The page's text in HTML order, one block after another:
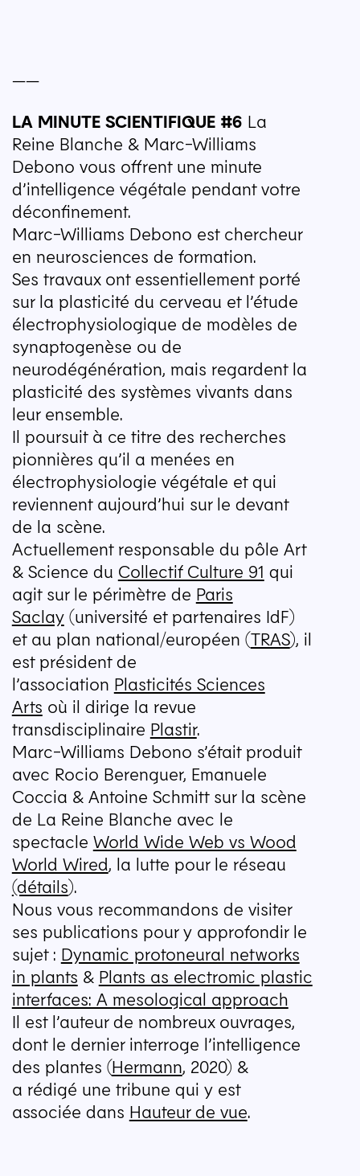
——
LA MINUTE SCIENTIFIQUE#6 La
Reine Blanche & Marc-Williams
Debono vous offrent une minute
d’intelligence végétale pendant votre
déconfinement.
Marc-Williams Debono est chercheur
en neurosciences de formation.
Ses travaux ont essentiellement porté
sur la plasticité du cerveau et l’étude
électrophysiologique de modèles de
synaptogenèse ou de
neurodégénération, mais regardent la
plasticité des systèmes vivants dans
leur ensemble.
Il poursuit à ce titre des recherches
pionnières qu’il a menées en
électrophysiologie végétale et qui
reviennent aujourd’hui sur le devant
de la scène.
Actuellement responsable du pôle Art
& Science du Collectif Culture 91 qui
agit sur le périmètre de Paris
Saclay(université et partenaires IdF)
et au plan national/​européen (TRAS), il
est président de
l’association Plasticités Sciences
Arts où il dirige la revue
transdisciplinaire Plastir.
Marc-Williams Debono s’était produit
avec Rocio Berenguer, Emanuele
Coccia & Antoine Schmitt sur la scène
de La Reine Blanche avec le
spectacle World Wide Web vs Wood
World Wired, la lutte pour le réseau
(détails).
Nous vous recommandons de visiter
ses publications pour y approfondir le
sujet : Dynamic protoneural networks
in plants & Plants as electromic plastic
interfaces: A mesological approach
Il est l’auteur de nombreux ouvrages,
dont le dernier interroge l’intelligence
des plantes (Hermann, 2020) &
a rédigé une tribune qui y est
associée dans Hauteur de vue.